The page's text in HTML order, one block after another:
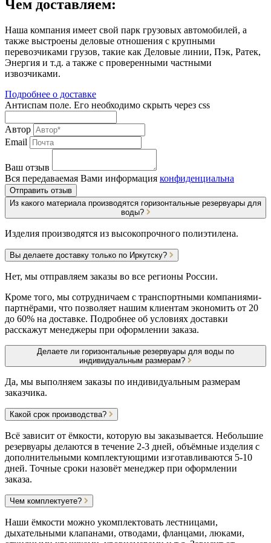
Чем доставляем:
Наша компания имеет свой парк грузовых автомобилей, а
также выстроены деловые отношения с крупными
перевозчиками грузов, такие как Деловые линии, Пэк, Ратек,
Энергия и т.д. а также с проверенными частными
извозчиками.
Подробнее о доставке
Антиспам поле. Его необходимо скрыть через css
Автор
Email
Ваш отзыв
Вся передаваемая Вами информация конфиденциальна
Отправить отзыв
Из какого материала производятся горизонтальные резервуары для
воды?
Изделия производятся из высокопрочного полиэтилена.
Вы делаете доставку только по Иркутску?
Нет, мы отправляем заказы во все регионы России.
Кроме того, мы сотрудничаем с транспортными компаниями-
партнёрами, что позволяет нашим клиентам экономить от 20
до 60% на доставке. Подробнее об условиях доставки
расскажут менеджеры при оформлении заказа.
Делаете ли горизонтальные резервуары для воды по
индивидуальным размерам?
Да, мы выполняем заказы по индивидуальным размерам
заказчика.
Какой срок производства?
Всё зависит от ёмкости, которую вы заказывается. Небольшие
резервуары делаются в течение 2-3 дней, объёмные изделия с
дополнительными комплектующими изготавливаются 5-10
дней. Точные сроки назовёт менеджер при оформлении
заказа.
Чем комплектуете?
Наши ёмкости можно укомплектовать лестницами,
дыхательными клапанами, отводами, фланцами, люками,